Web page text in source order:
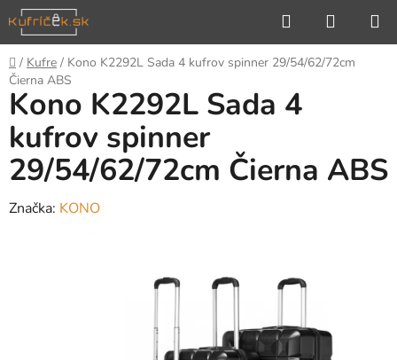
Prejsť
na
obsah
Hľadať
KOŠÍK
Domov
/ Kufre / Kono K2292L Sada 4 kufrov spinner 29/54/62/72cm
Čierna ABS
Kono K2292L Sada 4
kufrov spinner
29/54/62/72cm Čierna ABS
Značka: KONO